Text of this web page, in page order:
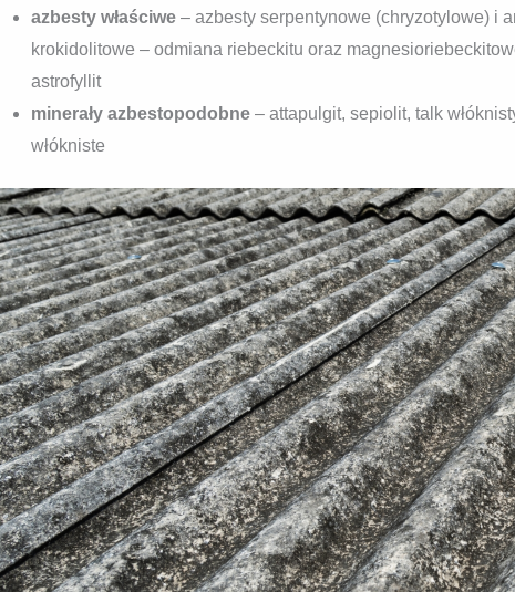
azbesty właściwe – azbesty serpentynowe (chryzotylowe) i
krokidolitowe – odmiana riebeckitu oraz
astrofyllit
minerały azbestopodobne – attapulgit, sepiolit, talk
włókniste